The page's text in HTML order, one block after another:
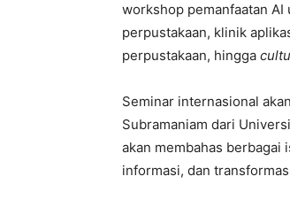
workshop pemanfaatan
perpustakaan, klinik
perpustakaan, hingga
Seminar internasional
Subramaniam dari
akan membahas
informasi, dan